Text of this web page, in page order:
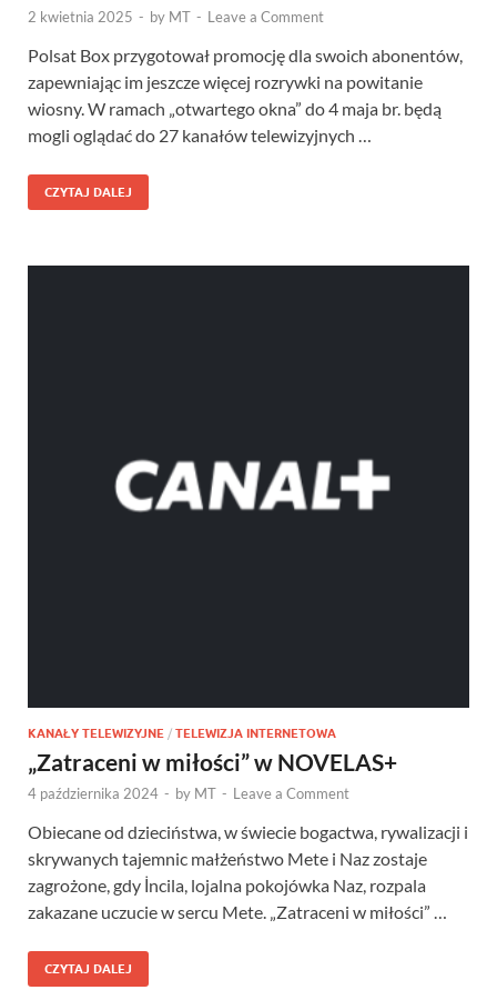
2 kwietnia 2025 - by MT - Leave a Comment
Polsat Box przygotował promocję dla swoich abonentów,
zapewniając im jeszcze więcej rozrywki na powitanie
wiosny. W ramach „otwartego okna” do 4 maja br. będą
mogli oglądać do 27 kanałów telewizyjnych …
CZYTAJ DALEJ
KANAŁY TELEWIZYJNE / TELEWIZJA INTERNETOWA
„Zatraceni w miłości” w NOVELAS+
4 października 2024 - by MT - Leave a Comment
Obiecane od dzieciństwa, w świecie bogactwa, rywalizacji i
skrywanych tajemnic małżeństwo Mete i Naz zostaje
zagrożone, gdy İncila, lojalna pokojówka Naz, rozpala
zakazane uczucie w sercu Mete. „Zatraceni w miłości” …
CZYTAJ DALEJ